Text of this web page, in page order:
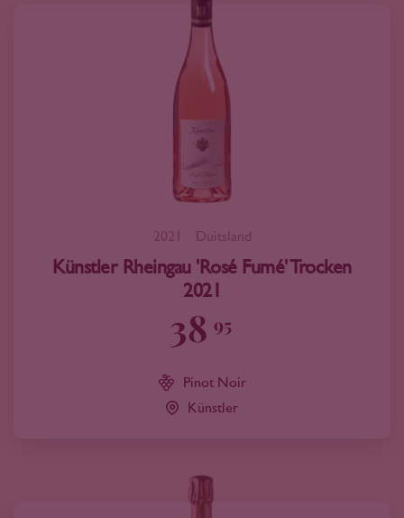
2021 Duitsland
Künstler Rheingau 'Rosé Fumé' Trocken
2021
38 95
Pinot Noir
Künstler